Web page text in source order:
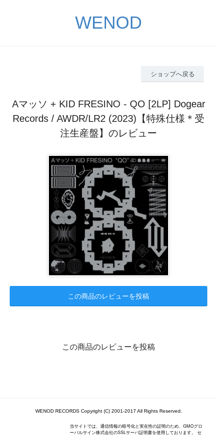
WENOD
ショップへ戻る
Aマッソ + KID FRESINO - QO [2LP] Dogear
Records / AWDR/LR2 (2023)【特殊仕様＊受
注生産盤】のレビュー
この商品のレビューを投稿
この商品のレビューを投稿
WENOD RECORDS Copyright (C) 2001-2017 All Rights Reserved.
当サイトでは、通信情報の暗号化と実在性の証明のため、GMOグロ
ーバルサイン株式会社のSSLサーバ証明書を使用しております。 セ